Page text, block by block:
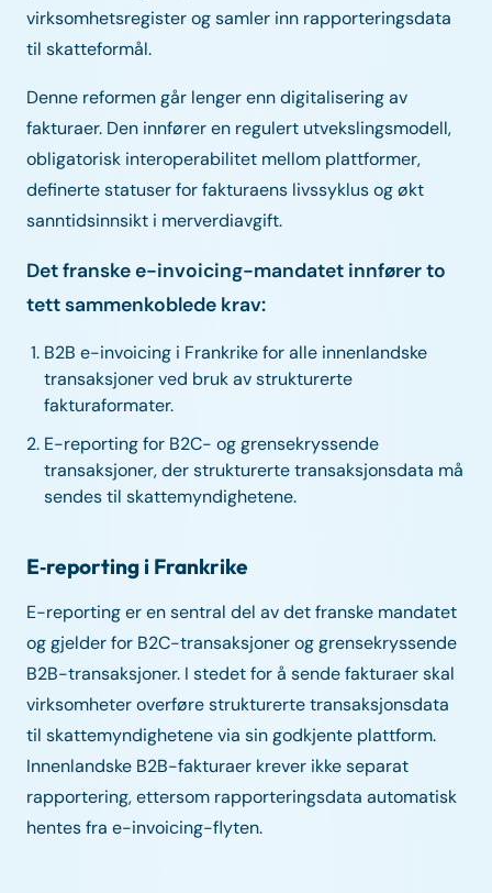
virksomhetsregister og samler inn rapporteringsdata
til skatteformål.
Denne reformen går lenger enn digitalisering av
fakturaer. Den innfører en regulert utvekslingsmodell,
obligatorisk interoperabilitet mellom plattformer,
definerte statuser for fakturaens livssyklus og økt
sanntidsinnsikt i merverdiavgift.
Det franske e-invoicing-mandatet innfører to
tett sammenkoblede krav:
B2B e-invoicing i Frankrike for alle innenlandske
transaksjoner ved bruk av strukturerte
fakturaformater.
E-reporting for B2C- og grensekryssende
transaksjoner, der strukturerte transaksjonsdata må
sendes til skattemyndighetene.
E‑reporting i Frankrike
E-reporting er en sentral del av det franske mandatet
og gjelder for B2C-transaksjoner og grensekryssende
B2B-transaksjoner. I stedet for å sende fakturaer skal
virksomheter overføre strukturerte transaksjonsdata
til skattemyndighetene via sin godkjente plattform.
Innenlandske B2B-fakturaer krever ikke separat
rapportering, ettersom rapporteringsdata automatisk
hentes fra e-invoicing-flyten.